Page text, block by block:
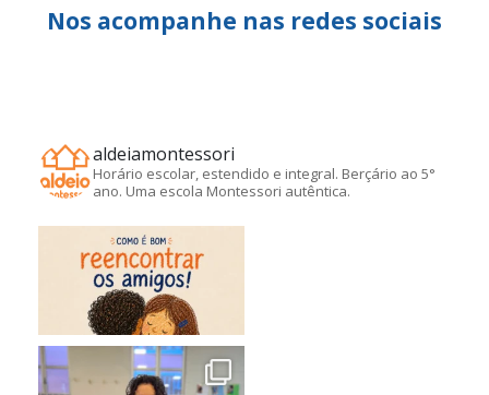
Nos acompanhe nas redes sociais
aldeiamontessori
Horário escolar, estendido e integral. Berçário ao 5°
ano. Uma escola Montessori autêntica.